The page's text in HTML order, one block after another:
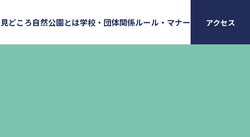
見どころ自然公園とは学校・団体関係ルール・マナー アクセス